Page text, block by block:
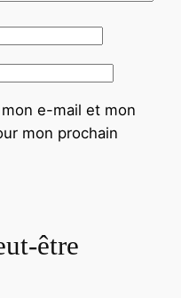
e-mail et mon
mon prochain
être